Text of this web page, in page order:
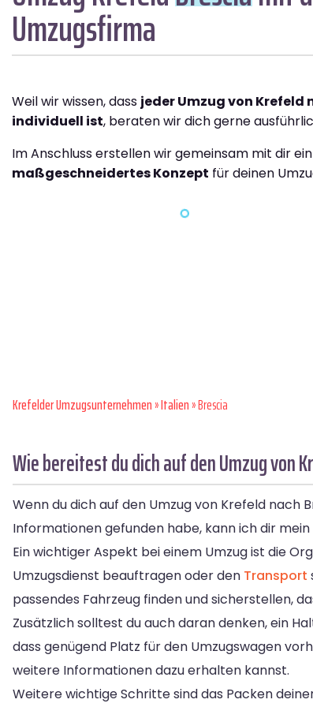
Umzugsfirma
Weil wir wissen, dass jeder Umzug von Krefeld
individuell ist, beraten wir dich gerne
Im Anschluss erstellen wir gemeinsam mit dir ein
maßgeschneidertes Konzept für deinen
Krefelder Umzugsunternehmen»Italien» Brescia
Wie bereitest du dich auf den Umzug von
Wenn du dich auf den Umzug von Krefeld
Informationen gefunden habe, kann ich dir
Ein wichtiger Aspekt bei einem Umzug ist die
Umzugsdienst beauftragen oder den Transport
passendes Fahrzeug finden und sicherstellen,
Zusätzlich solltest du auch daran denken, ein
dass genügend Platz für den Umzugswagen
weitere Informationen dazu erhalten kannst.
Weitere wichtige Schritte sind das Packen